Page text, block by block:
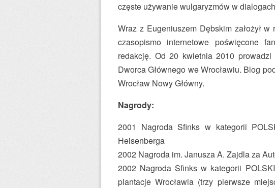
częste używanie wulgaryzmów w
Wraz z Eugeniuszem Dębskim założył
czasopismo internetowe poświęcone
redakcję. Od 20 kwietnia 2010
Dworca Głównego we Wrocławiu. Blog
Wrocław Nowy Główny.
Nagrody:
2001 Nagroda Sfinks w kategorii
Heisenberga
2002 Nagroda im. Janusza A. Zajdla za
2002 Nagroda Sfinks w kategorii
plantacje Wrocławia (trzy pierwsze